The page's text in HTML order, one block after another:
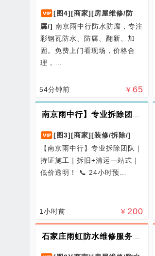
[图4][商家][房屋维修/防
腐/] 南京雨中行防水防腐，专注
彩钢瓦防水、防腐、翻新、加
固。免费上门看现场，价格合
理，…
￥ 65
54分钟前
[图3][商家][装修/拆除/]
【南京雨中行】专业拆除团队｜
持证施工｜拆旧+清运一站式｜
低价透明！ 📞 24小时预…
￥ 200
1小时前